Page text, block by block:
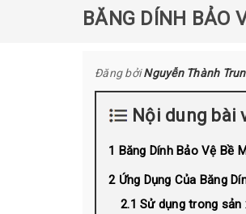
BĂNG DÍNH BẢO
Đăng bởiNguyễn Thành
Nội dung bài
Băng Dính Bảo Vệ Bề
Ứng Dụng Của Băng
Sử dụng trong sản